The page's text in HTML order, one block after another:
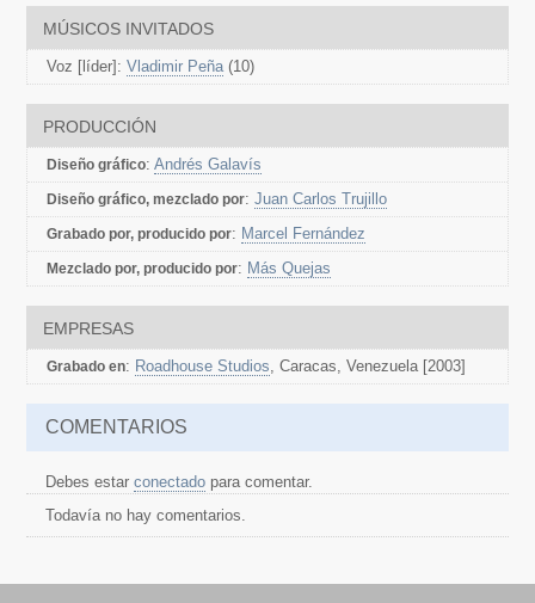
MÚSICOS INVITADOS
Voz [líder]:Vladimir Peña(10)
PRODUCCIÓN
Diseño gráfico:Andrés Galavís
Diseño gráfico, mezclado por:Juan Carlos Trujillo
Grabado por, producido por: Marcel Fernández
Mezclado por, producido por: Más Quejas
EMPRESAS
Grabado en: Roadhouse Studios, Caracas, Venezuela [2003]
COMENTARIOS
Debes estarconectado para comentar.
Todavía no hay comentarios.